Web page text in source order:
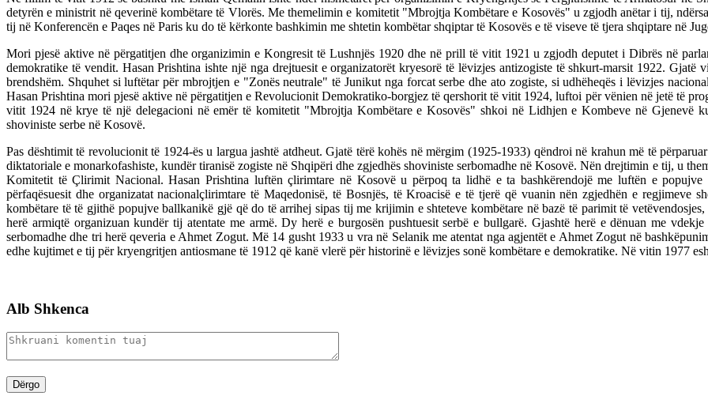
detyrën e ministrit në qeverinë kombëtare të Vlorës. Me themelimin e komitetit "Mbrojtja Kombëtare e Kosovës" u zgjodh anëtar i tij,
tij në Konferencën e Paqes në Paris ku do të kërkonte bashkimin me shtetin kombëtar shqiptar të Kosovës e të viseve të tjera shqiptare në
Mori pjesë aktive në përgatitjen dhe organizimin e Kongresit të Lushnjës 1920 dhe në prill të vitit 1921 u zgjodh deputet i Dibrës në
demokratike të vendit. Hasan Prishtina ishte një nga drejtuesit e organizatorët kryesorë të lëvizjes antizogiste të shkurt-marsit 1922.
brendshëm. Shquhet si luftëtar për mbrojtjen e "Zonës neutrale" të Junikut nga forcat serbe dhe ato zogiste, si udhëheqës i lëvizjes
Hasan Prishtina mori pjesë aktive në përgatitjen e Revolucionit Demokratiko-borgjez të qershorit të vitit 1924, luftoi për vënien në jetë të
vitit 1924 në krye të një delegacioni në emër të komitetit "Mbrojtja Kombëtare e Kosovës" shkoi në Lidhjen e Kombeve në Gjenevë
shoviniste serbe në Kosovë.
Pas dështimit të revolucionit të 1924-ës u largua jashtë atdheut. Gjatë tërë kohës në mërgim (1925-1933) qëndroi në krahun më të
diktatoriale e monarkofashiste, kundër tiranisë zogiste në Shqipëri dhe zgjedhës shoviniste serbomadhe në Kosovë. Nën drejtimin e tij, u
Komitetit të Çlirimit Nacional. Hasan Prishtina luftën çlirimtare në Kosovë u përpoq ta lidhë e ta bashkërendojë me luftën e
përfaqësuesit dhe organizatat nacionalçlirimtare të Maqedonisë, të Bosnjës, të Kroacisë e të tjerë që vuanin nën zgjedhën e regjimeve
kombëtare të të gjithë popujve ballkanikë gjë që do të arrihej sipas tij me krijimin e shteteve kombëtare në bazë të parimit të
herë armiqtë organizuan kundër tij atentate me armë. Dy herë e burgosën pushtuesit serbë e bullgarë. Gjashtë herë e dënuan me
serbomadhe dhe tri herë qeveria e Ahmet Zogut. Më 14 gusht 1933 u vra në Selanik me atentat nga agjentët e Ahmet Zogut në
edhe kujtimet e tij për kryengritjen antiosmane të 1912 që kanë vlerë për historinë e lëvizjes sonë kombëtare e demokratike. Në vitin 1977
Alb Shkenca
Dërgo